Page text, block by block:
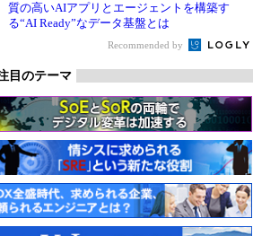
質の高いAIアプリとエージェントを構築す
る“AI Ready”なデータ基盤とは
Recommended by
目のテーマ